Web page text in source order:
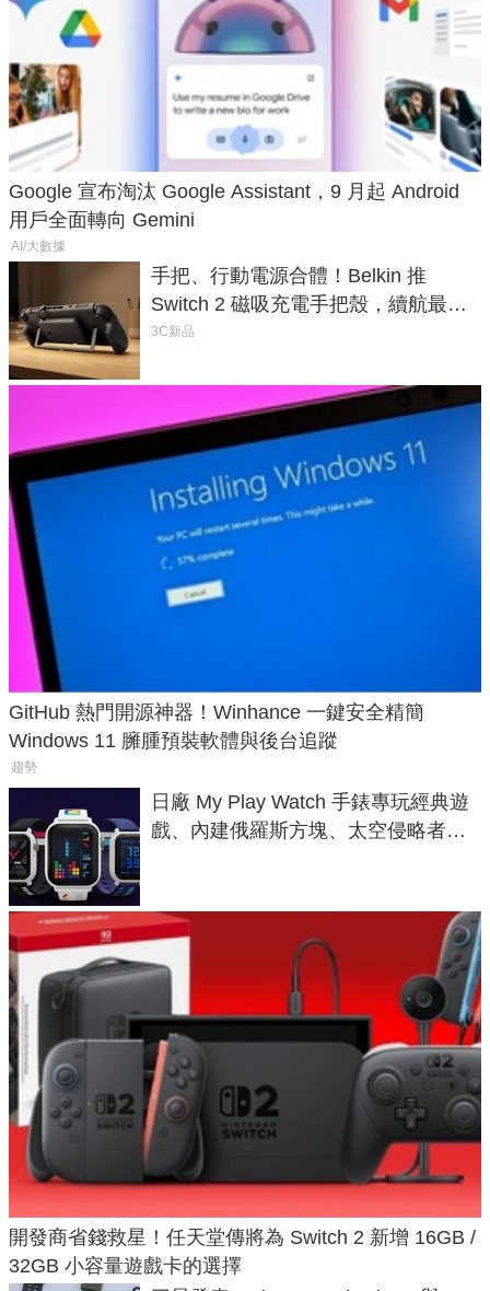
Google 宣布淘汰 Google Assistant，9 月起 Android
用戶全面轉向 Gemini
AI/大數據
手把、行動電源合體！Belkin 推
Switch 2 磁吸充電手把殼，續航最高
延長 1.5 倍
3C新品
GitHub 熱門開源神器！Winhance 一鍵安全精簡
Windows 11 臃腫預裝軟體與後台追蹤
趨勢
日廠 My Play Watch 手錶專玩經典遊
戲、內建俄羅斯方塊、太空侵略者，
開發商省錢救星！任天堂傳將為 Switch 2 新增 16GB /
32GB 小容量遊戲卡的選擇